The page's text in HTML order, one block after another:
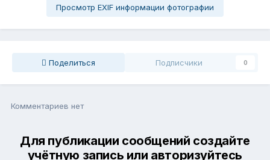
Просмотр EXIF информации фотографии
Поделиться Подписчики 0
Комментариев нет
Для публикации сообщений создайте
учётную запись или авторизуйтесь